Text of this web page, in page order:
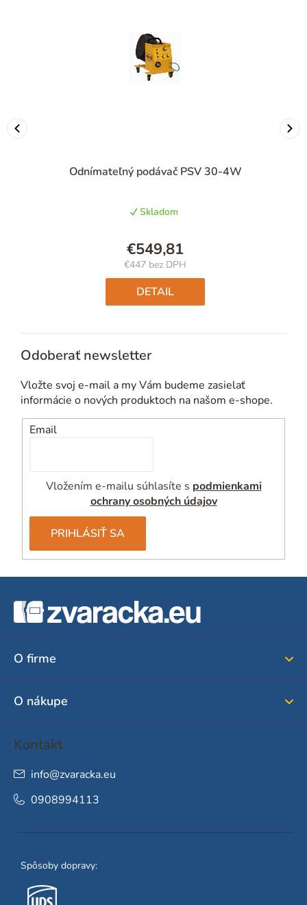
Odnímateľný podávač PSV 30-4W
Skladom
€549,81
€447 bez DPH
Jednotková
cena:
DETAIL
Odoberať newsletter
Vložte svoj e-mail a my Vám budeme zasielať
informácie o nových produktoch na našom e-shope.
Email
Vložením e-mailu súhlasíte s podmienkami
ochrany osobných údajov
PRIHLÁSIŤ SA
O firme
O nákupe
Kontakt
info@zvaracka.eu
0908994113
Spôsoby dopravy: